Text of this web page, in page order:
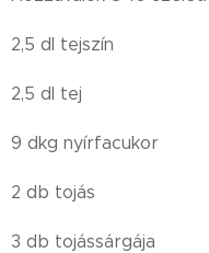
2,5 dl tejszín
2,5 dl tej
9 dkg nyírfacukor
2 db tojás
3 db tojássárgája